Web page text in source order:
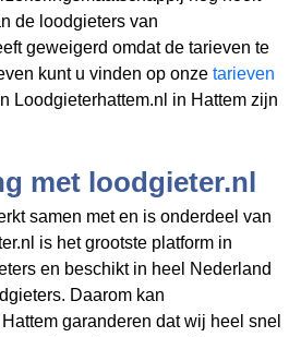
de loodgieters van
geweigerd omdat de tarieven te
kunt u vinden op onze tarieven
Loodgieterhattem.nl in Hattem zijn
met loodgieter.nl
samen met en is onderdeel van
is het grootste platform in
en beschikt in heel Nederland
Daarom kan
garanderen dat wij heel snel